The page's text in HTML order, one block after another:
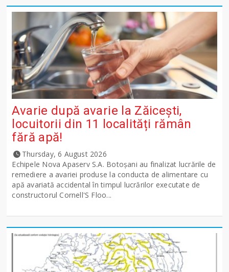
Avarie după avarie la Zăicești,
locuitorii din 11 localități rămân
fără apă!
Thursday, 6 August 2026
Echipele Nova Apaserv S.A. Botoșani au finalizat lucrările de
remediere a avariei produse la conducta de alimentare cu
apă avariată accidental în timpul lucrărilor executate de
constructorul Cornell'S Floo...